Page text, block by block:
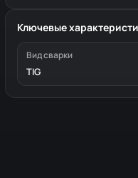
Ключевые
Вид сварки
TIG